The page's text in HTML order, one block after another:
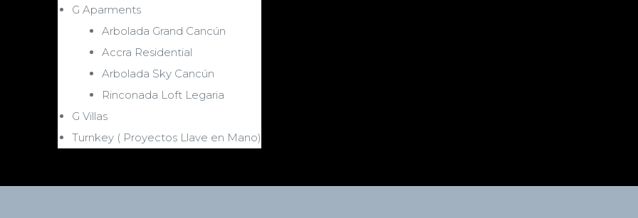
G Aparments
Arbolada Grand Cancún
Accra Residential
Arbolada Sky Cancún
Rinconada Loft Legaria
G Villas
Turnkey ( Proyectos Llave en Mano)